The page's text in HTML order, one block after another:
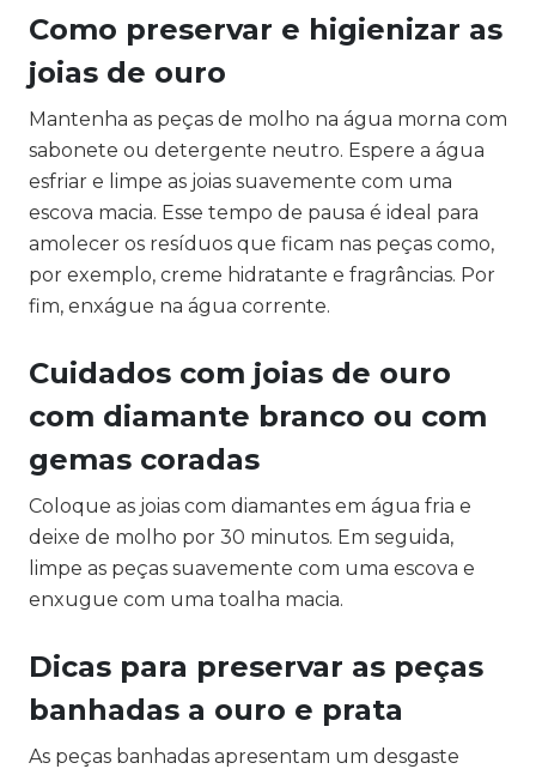
Como preservar e higienizar as
joias de ouro
Mantenha as peças de molho na água morna com
sabonete ou detergente neutro. Espere a água
esfriar e limpe as joias suavemente com uma
escova macia. Esse tempo de pausa é ideal para
amolecer os resíduos que ficam nas peças como,
por exemplo, creme hidratante e fragrâncias. Por
fim, enxágue na água corrente.
Cuidados com joias de ouro
com diamante branco ou com
gemas coradas
Coloque as joias com diamantes em água fria e
deixe de molho por 30 minutos. Em seguida,
impe as peças suavemente com uma escova e
enxugue com uma toalha macia.
Dicas para preservar as peças
banhadas a ouro e prata
As peças banhadas apresentam um desgaste